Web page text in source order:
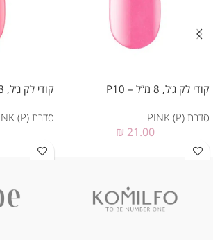
קודי לק ג׳ל, 8 מ”ל – P10
סדרת PINK (P)
₪ 21.00
קודי לק ג׳ל, 8 מ”ל – P90
סדרת PINK (P)